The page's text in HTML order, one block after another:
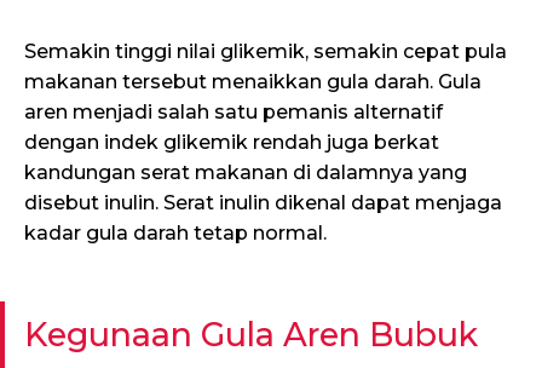
Semakin tinggi nilai glikemik, semakin cepat pula
makanan tersebut menaikkan gula darah. Gula
aren menjadi salah satu pemanis alternatif
dengan indek glikemik rendah juga berkat
kandungan serat makanan di dalamnya yang
disebut inulin. Serat inulin dikenal dapat menjaga
kadar gula darah tetap normal.
Kegunaan Gula Aren Bubuk